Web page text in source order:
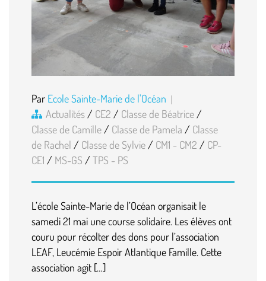
Par Ecole Sainte-Marie de l'Océan
Actualités / CE2 / Classe de Béatrice /
Classe de Camille / Classe de Pamela / Classe
de Rachel / Classe de Sylvie / CM1 - CM2 / CP-
CE1 / MS-GS / TPS - PS
L’école Sainte-Marie de l’Océan organisait le
samedi 21 mai une course solidaire. Les élèves ont
couru pour récolter des dons pour l’association
LEAF, Leucémie Espoir Atlantique Famille. Cette
association agit […]